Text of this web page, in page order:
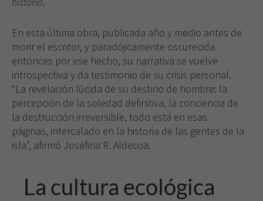
En esta última obra, publicada año y medio antes de
morir el escritor, y paradójicamente oscurecida
entonces por ese hecho, su narrativa se vuelve
introspectiva y da testimonio de su crisis personal.
“La revelación lúcida de su destino de hombre: la
percepción de la soledad definitiva, la conciencia de
la destrucción irreversible, todo está en esas
páginas, intercalado en la historia de las gentes de la
isla”, afirmó Josefina R. Aldecoa.
La cultura ecológica